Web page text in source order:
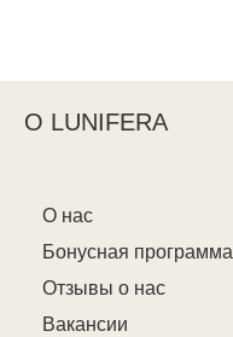
О LUNIFERA
О нас
Бонусная программа
Отзывы о нас
Вакансии